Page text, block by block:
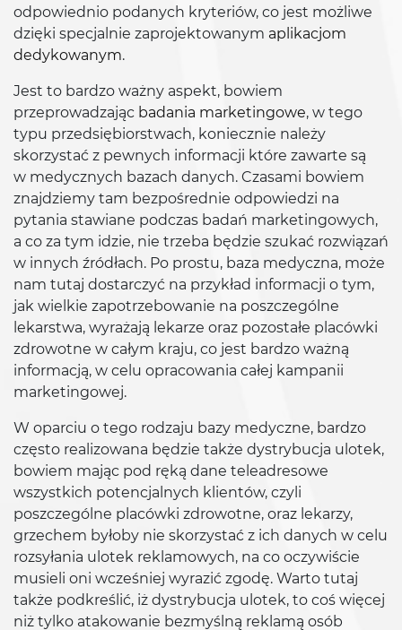
odpowiednio podanych kryteriów, co jest możliwe
dzięki specjalnie zaprojektowanym aplikacjom
dedykowanym.
Jest to bardzo ważny aspekt, bowiem
przeprowadzając badania marketingowe, w tego
typu przedsiębiorstwach, koniecznie należy
skorzystać z pewnych informacji które zawarte są
w medycznych bazach danych. Czasami bowiem
znajdziemy tam bezpośrednie odpowiedzi na
pytania stawiane podczas badań marketingowych,
a co za tym idzie, nie trzeba będzie szukać rozwiązań
w innych źródłach. Po prostu, baza medyczna, może
nam tutaj dostarczyć na przykład informacji o tym,
jak wielkie zapotrzebowanie na poszczególne
lekarstwa, wyrażają lekarze oraz pozostałe placówki
zdrowotne w całym kraju, co jest bardzo ważną
informacją, w celu opracowania całej kampanii
marketingowej.
W oparciu o tego rodzaju bazy medyczne, bardzo
często realizowana będzie także dystrybucja ulotek,
bowiem mając pod ręką dane teleadresowe
wszystkich potencjalnych klientów, czyli
poszczególne placówki zdrowotne, oraz lekarzy,
grzechem byłoby nie skorzystać z ich danych w celu
rozsyłania ulotek reklamowych, na co oczywiście
musieli oni wcześniej wyrazić zgodę. Warto tutaj
także podkreślić, iż dystrybucja ulotek, to coś więcej
niż tylko atakowanie bezmyślną reklamą osób